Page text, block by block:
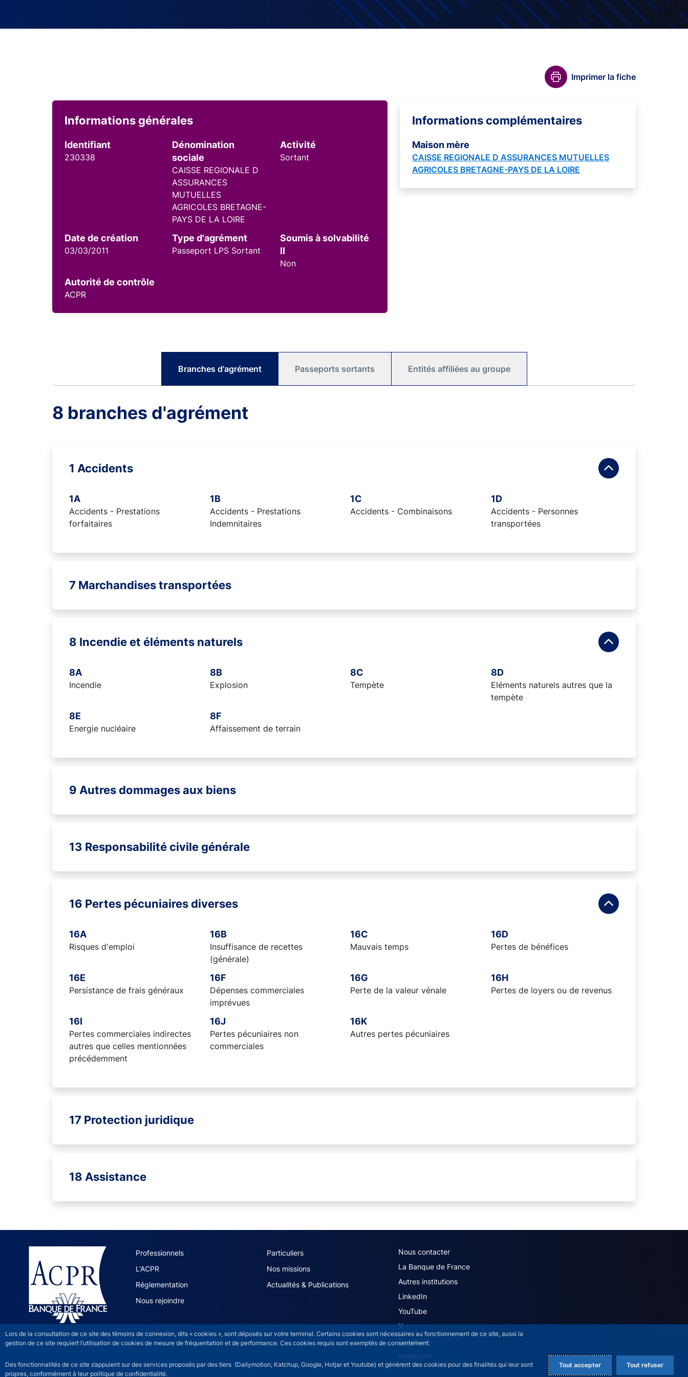
Lors de la consultation de ce site des témoins de connexion, dits « cookies », sont déposés sur votre terminal. Certains cookies sont nécessaires au fonctionnement de ce site, aussi la
gestion de ce site requiert l’utilisation de cookies de mesure de fréquentation et de performance. Ces cookies requis sont exemptés de consentement.
Des fonctionnalités de ce site s’appuient sur des services proposés par des tiers (Dailymotion, Katchup, Google, Hotjar et Youtube) et génèrent des cookies pour des finalités qui leur sont
propres, conformément à leur politique de confidentialité.
Tout accepter Tout refuser
Imprimer la fiche
Informations générales
Identifiant
230338
Dénomination
sociale
CAISSE REGIONALE D
ASSURANCES
MUTUELLES
AGRICOLES BRETAGNE-
PAYS DE LA LOIRE
Activité
Sortant
Date de création
03/03/2011
Type d'agrément
Passeport LPS Sortant
Soumis à solvabilité
II
Non
Autorité de contrôle
ACPR
Informations complémentaires
Maison mère
CAISSE REGIONALE D ASSURANCES MUTUELLES
AGRICOLES BRETAGNE-PAYS DE LA LOIRE
Branches d'agrément Passeports sortants Entités affiliées au groupe
8 branches d'agrément
1 Accidents
1A
Accidents - Prestations
forfaitaires
1B
Accidents - Prestations
Indemnitaires
1C
Accidents - Combinaisons
1D
Accidents - Personnes
transportées
7 Marchandises transportées
8 Incendie et éléments naturels
8A
Incendie
8B
Explosion
8C
Tempète
8D
Eléments naturels autres que la
tempète
8E
Energie nucléaire
8F
Affaissement de terrain
9 Autres dommages aux biens
13 Responsabilité civile générale
16 Pertes pécuniaires diverses
16A
Risques d'emploi
16B
Insuffisance de recettes
(générale)
16C
Mauvais temps
16D
Pertes de bénéfices
16E
Persistance de frais généraux
16F
Dépenses commerciales
imprévues
16G
Perte de la valeur vénale
16H
Pertes de loyers ou de revenus
16I
Pertes commerciales indirectes
autres que celles mentionnées
précédemment
16J
Pertes pécuniaires non
commerciales
16K
Autres pertes pécuniaires
17 Protection juridique
18 Assistance
ACPR site navigation (French)
Professionnels
Particuliers
L'ACPR
Nos missions
Réglementation
Actualités & Publications
Nous rejoindre
ACPR footer secondary menu (French)
Nous contacter
La Banque de France
Autres institutions
LinkedIn
YouTube
X
Facebook
Instagram